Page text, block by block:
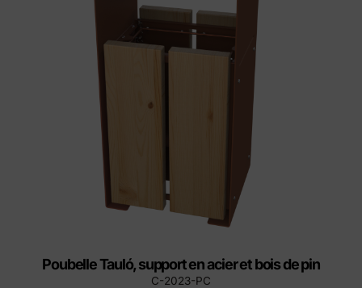
Poubelle Tauló, support en acier et bois de pin
C-2023-PC